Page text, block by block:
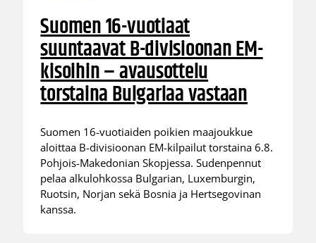
Suomen 16-vuotiaat
suuntaavat B-divisioonan EM-
kisoihin – avausottelu
torstaina Bulgariaa vastaan
Suomen 16-vuotiaiden poikien maajoukkue
aloittaa B-divisioonan EM-kilpailut torstaina 6.8.
Pohjois-Makedonian Skopjessa. Sudenpennut
pelaa alkulohkossa Bulgarian, Luxemburgin,
Ruotsin, Norjan sekä Bosnia ja Hertsegovinan
kanssa.